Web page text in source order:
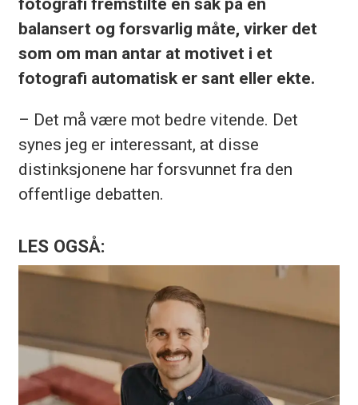
balansert og forsvarlig måte, virker det
som om man antar at motivet i et
fotografi automatisk er sant eller ekte.
– Det må være mot bedre vitende. Det
synes jeg er interessant, at disse
distinksjonene har forsvunnet fra den
offentlige debatten.
LES OGSÅ: